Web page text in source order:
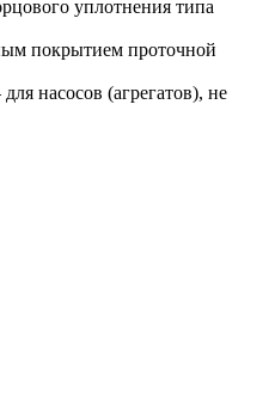
уплотнения типа
покрытием проточной
насосов (агрегатов), не